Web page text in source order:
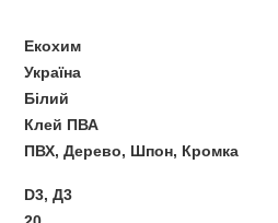
Екохим
Україна
Білий
Клей ПВА
ПВХ, Дерево, Шпон, Кромка
D3, Д3